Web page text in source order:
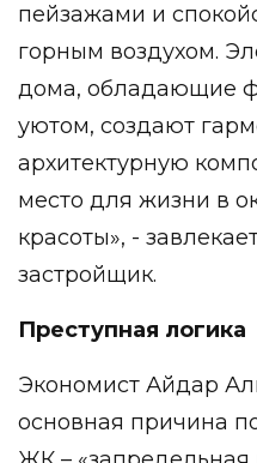
пейзажами и
горным воздухом.
дома, обладающие
уютом, создают
архитектурную
место для жизни в
красоты», -
застройщик.
Преступная логика
Экономист Айдар
основная причина